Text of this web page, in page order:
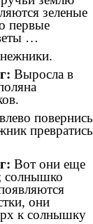
зеленые
первые
…
Выросла в
повернись
превратись
Вот они еще
солнышко
они
к солнышку